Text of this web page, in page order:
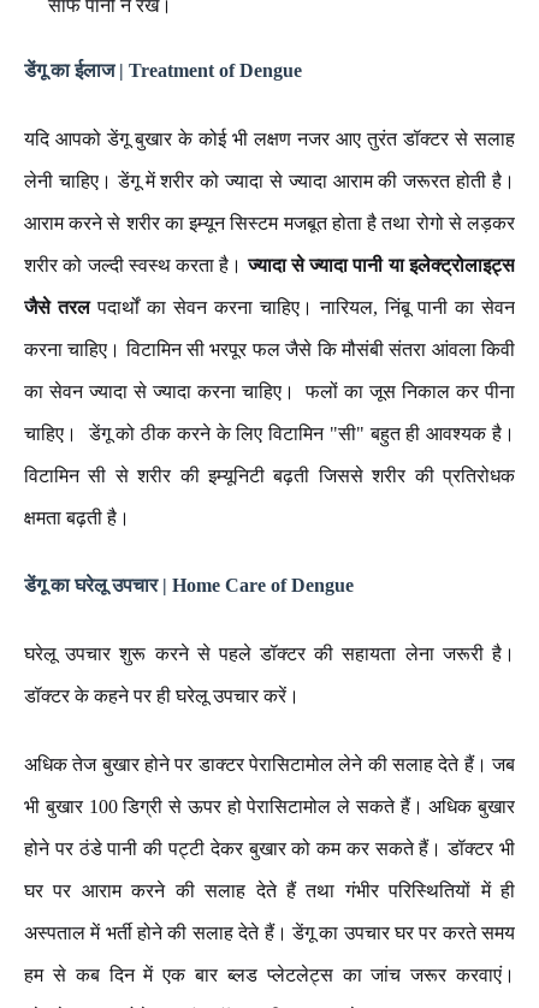
साफ पानी न रखें।
डेंगू का ईलाज | Treatment of Dengue
यदि आपको डेंगू बुखार के कोई भी लक्षण नजर आए तुरंत डॉक्टर से सलाह
लेनी चाहिए। डेंगू में शरीर को ज्यादा से ज्यादा आराम की जरूरत होती है।
आराम करने से शरीर का इम्यून सिस्टम मजबूत होता है तथा रोगो से लड़कर
शरीर को जल्दी स्वस्थ करता है।ज्यादा से ज्यादा पानी या इलेक्ट्रोलाइट्स
जैसे तरलपदार्थों का सेवन करना चाहिए। नारियल, निंबू पानी का सेवन
करना चाहिए। विटामिन सी भरपूर फल जैसे कि मौसंबी संतरा आंवला किवी
का सेवन ज्यादा से ज्यादा करना चाहिए। ‌ फलों का जूस निकाल कर पीना
चाहिए। ‌ डेंगू को ठीक करने के लिए विटामिन "सी" बहुत ही आवश्यक है।
विटामिन सी से शरीर की इम्यूनिटी बढ़ती जिससे शरीर की प्रतिरोधक
क्षमता बढ़ती है।
डेंगू का घरेलू उपचार | Home Care of Dengue
घरेलू उपचार शुरू करने से पहले डॉक्टर की सहायता लेना जरूरी है।
डॉक्टर के कहने पर ही घरेलू उपचार करें। ‌
अधिक तेज बुखार होने पर डाक्टर पेरासिटामोल लेने की सलाह देते हैं। जब
भी बुखार 100 डिग्री से ऊपर हो पेरासिटामोल ले सकते हैं। अधिक बुखार
होने पर ठंडे पानी की पट्टी देकर बुखार को कम कर सकते हैं। डॉक्टर भी
घर पर आराम करने की सलाह देते हैं तथा गंभीर परिस्थितियों में ही
अस्पताल में भर्ती होने की सलाह देते हैं। डेंगू का उपचार घर पर करते समय
हम से कब दिन में एक बार ब्लड प्लेटलेट्स का जांच जरूर करवाएं।